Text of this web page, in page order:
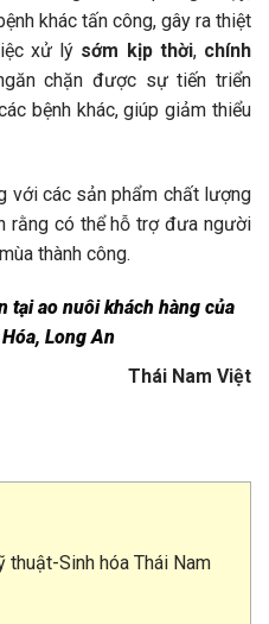
khác tấn công, gây ra thiệt
xử lý sớm kịp thời, chính
chặn được sự tiến triển
bệnh khác, giúp giảm thiểu
với các sản phẩm chất lượng
rằng có thể hỗ trợ đưa người
thành công.
tại ao nuôi khách hàng của
Long An
Thái Nam Việt
thuật-Sinh hóa Thái Nam